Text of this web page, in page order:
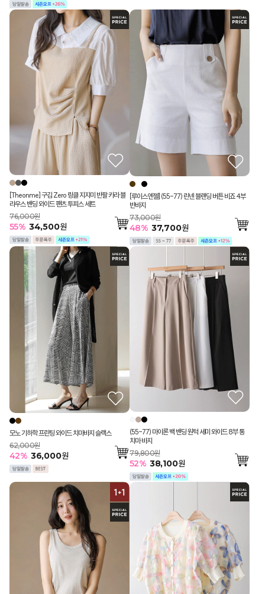
[Theonme] 구김 Zero 링클 지지미 반팔 카라 블
라우스 밴딩 와이드 팬츠 투피스 세트
76,000원
55% 34,500원
[루이스엔젤] (55-77) 린넨 블랜딩 버튼 비죠 4부
반바지
73,000원
48% 37,700원
모노 기하학 프린팅 와이드 치마바지 슬랙스
62,000원
42% 36,000원
(55-77) 마이론 백 밴딩 원턱 세미 와이드 8부 통
치마 바지
79,800원
52% 38,100원